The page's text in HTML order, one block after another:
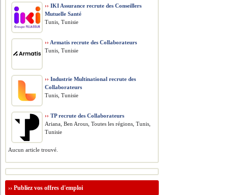
›› IKI Assurance recrute des Conseillers
Mutuelle Santé
Tunis, Tunisie
›› Armatis recrute des Collaborateurs
Tunis, Tunisie
›› Industrie Multinational recrute des
Collaborateurs
Tunis, Tunisie
›› TP recrute des Collaborateurs
Ariana, Ben Arous, Toutes les régions, Tunis,
Tunisie
Aucun article trouvé.
››Publiez vos offres d'emploi